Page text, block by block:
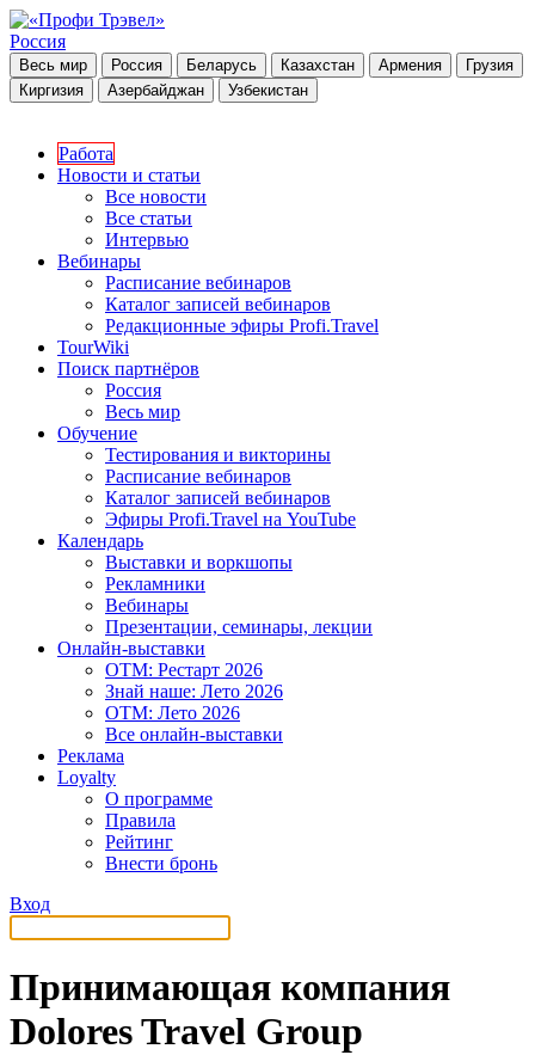
Россия
Весь мир Россия Беларусь Казахстан Армения
Грузия
Киргизия
Азербайджан Узбекистан
Работа
Новости и статьи
Все новости
Все статьи
Интервью
Вебинары
Расписание вебинаров
Каталог записей вебинаров
Редакционные эфиры Profi.Travel
TourWiki
Поиск партнёров
Россия
Весь мир
Обучение
Тестирования и викторины
Расписание вебинаров
Каталог записей вебинаров
Эфиры Profi.Travel на YouTube
Календарь
Выставки и воркшопы
Рекламники
Вебинары
Презентации, семинары, лекции
Онлайн-выставки
OTM: Рестарт 2026
Знай наше: Лето 2026
OTM: Лето 2026
Все онлайн-выставки
Реклама
Loyalty
О программе
Правила
Рейтинг
Внести бронь
Вход
Принимающая компания
Dolores Travel Group